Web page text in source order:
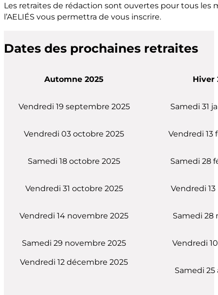
Les retraites de rédaction sont ouvertes pour tous les
l’AELIÉS vous permettra de vous inscrire.
Dates des prochaines retraites
Automne 2025 Hiver
Vendredi 19 septembre 2025 Samedi 31
Vendredi 03 octobre 2025 Vendredi 13
Samedi 18 octobre 2025 Samedi 28
Vendredi 31 octobre 2025 Vendredi
Vendredi 14 novembre 2025 Samedi 28
Samedi 29 novembre 2025
Vendredi
Vendredi 12 décembre 2025
Samedi 25